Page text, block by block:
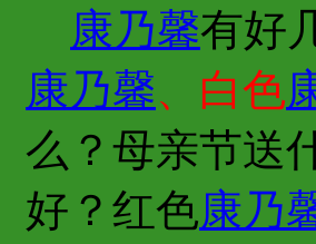
康乃馨有好
康乃馨、白色
么？母亲节送
好？红色康乃